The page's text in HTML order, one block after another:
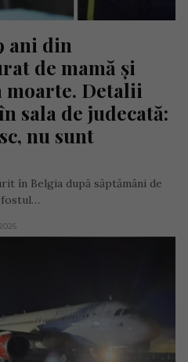
ani din
de mamă și
moarte. Detalii
sala de judecată:
nu sunt
în Belgia după săptămâni de
fostul…